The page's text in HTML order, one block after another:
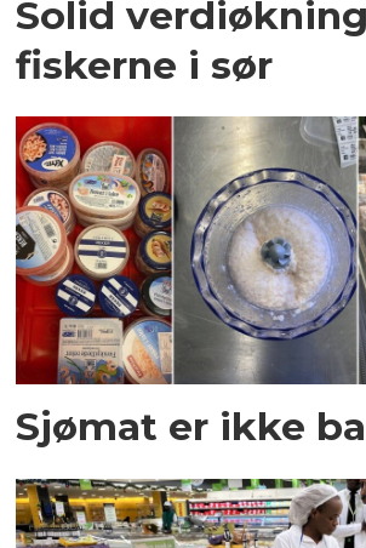
Solid
fiskerne i sør
Sjømat er ikke